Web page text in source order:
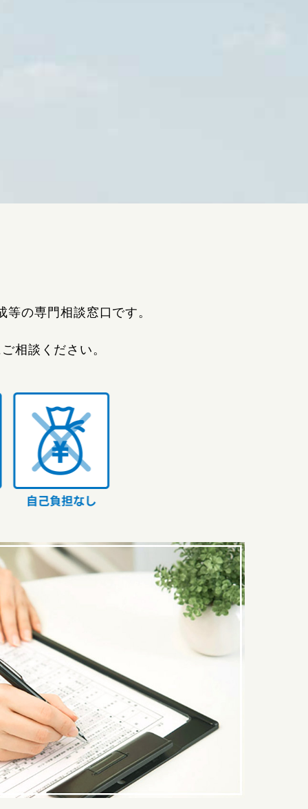
の専門相談窓口です。
相談ください。